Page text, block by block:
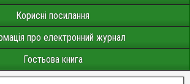
Корисні посилання
про електронний журнал
Гостьова книга